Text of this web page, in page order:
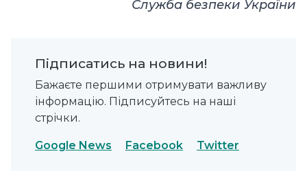
Служба безпеки України
Підписатись на новини!
Бажаєте першими отримувати важливу
інформацію. Підписуйтесь на наші
стрічки.
Google News Facebook Twitter